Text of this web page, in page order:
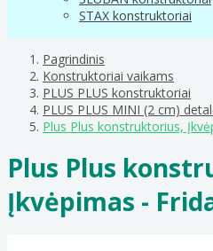
STAX konstruktoriai
Pagrindinis
Konstruktoriai vaikams
PLUS PLUS konstruktoriai
PLUS PLUS MINI (2 cm)
Plus Plus konstruktorius,
Plus Plus
Įkvėpimas -